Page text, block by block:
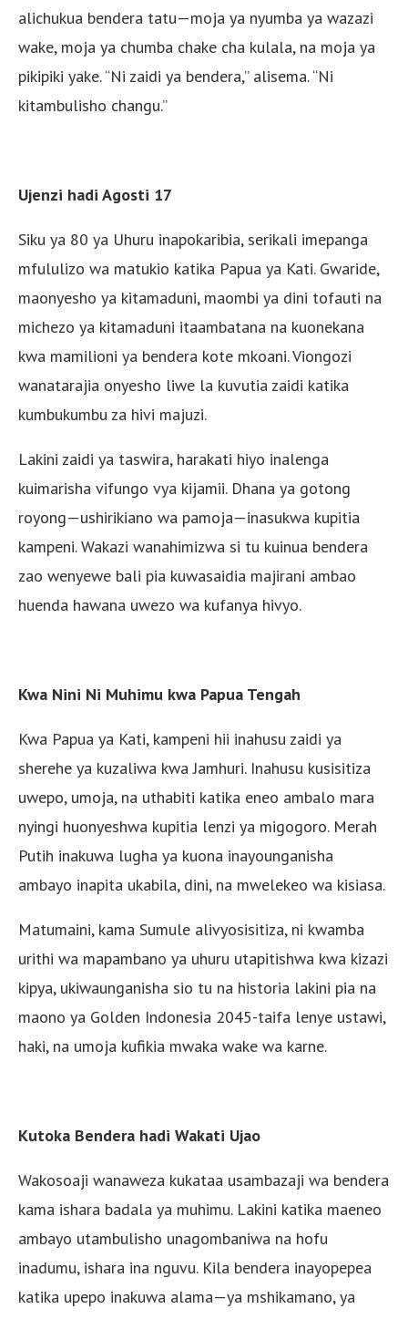
alichukua bendera tatu—moja ya nyumba ya wazazi
wake, moja ya chumba chake cha kulala, na moja ya
pikipiki yake. “Ni zaidi ya bendera,” alisema. “Ni
kitambulisho changu.”
Ujenzi hadi Agosti 17
Siku ya 80 ya Uhuru inapokaribia, serikali imepanga
mfululizo wa matukio katika Papua ya Kati. Gwaride,
maonyesho ya kitamaduni, maombi ya dini tofauti na
michezo ya kitamaduni itaambatana na kuonekana
kwa mamilioni ya bendera kote mkoani. Viongozi
wanatarajia onyesho liwe la kuvutia zaidi katika
kumbukumbu za hivi majuzi.
Lakini zaidi ya taswira, harakati hiyo inalenga
kuimarisha vifungo vya kijamii. Dhana ya gotong
royong—ushirikiano wa pamoja—inasukwa kupitia
kampeni. Wakazi wanahimizwa si tu kuinua bendera
zao wenyewe bali pia kuwasaidia majirani ambao
huenda hawana uwezo wa kufanya hivyo.
Kwa Nini Ni Muhimu kwa Papua Tengah
Kwa Papua ya Kati, kampeni hii inahusu zaidi ya
sherehe ya kuzaliwa kwa Jamhuri. Inahusu kusisitiza
uwepo, umoja, na uthabiti katika eneo ambalo mara
nyingi huonyeshwa kupitia lenzi ya migogoro. Merah
Putih inakuwa lugha ya kuona inayounganisha
ambayo inapita ukabila, dini, na mwelekeo wa kisiasa.
Matumaini, kama Sumule alivyosisitiza, ni kwamba
urithi wa mapambano ya uhuru utapitishwa kwa kizazi
kipya, ukiwaunganisha sio tu na historia lakini pia na
maono ya Golden Indonesia 2045-taifa lenye ustawi,
haki, na umoja kufikia mwaka wake wa karne.
Kutoka Bendera hadi Wakati Ujao
Wakosoaji wanaweza kukataa usambazaji wa bendera
kama ishara badala ya muhimu. Lakini katika maeneo
ambayo utambulisho unagombaniwa na hofu
inadumu, ishara ina nguvu. Kila bendera inayopepea
katika upepo inakuwa alama—ya mshikamano, ya